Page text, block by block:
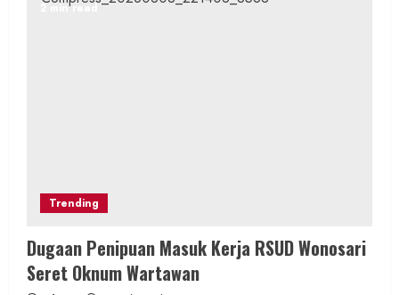
2 min read
Trending
Dugaan Penipuan Masuk Kerja RSUD Wonosari
Seret Oknum Wartawan